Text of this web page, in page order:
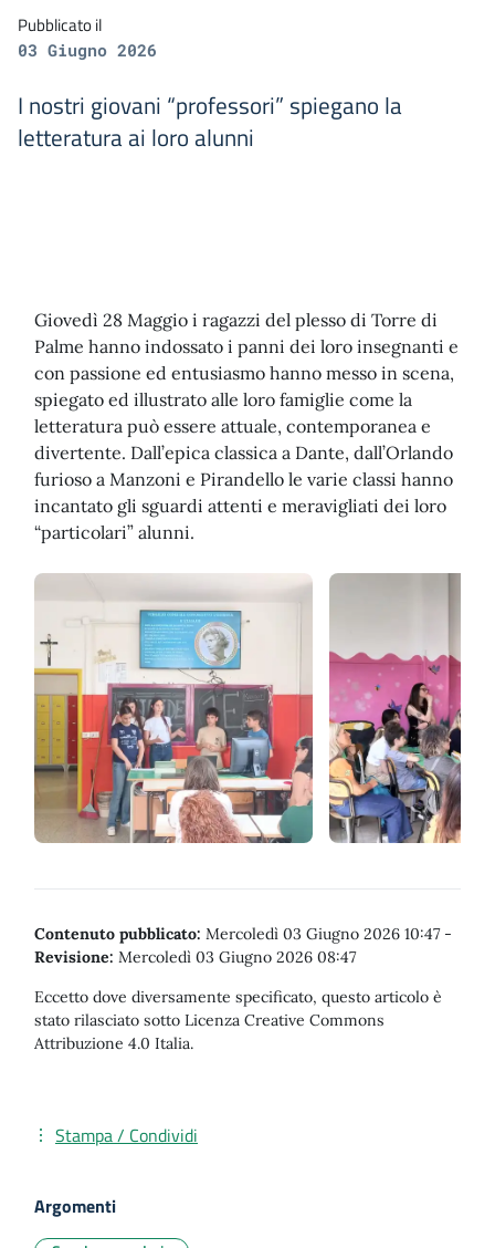
Pubblicato il
03 Giugno 2026
I nostri giovani “professori” spiegano la
letteratura ai loro alunni
Giovedì 28 Maggio i ragazzi del plesso di Torre di
Palme hanno indossato i panni dei loro insegnanti e
con passione ed entusiasmo hanno messo in scena,
spiegato ed illustrato alle loro famiglie come la
letteratura può essere attuale, contemporanea e
divertente. Dall’epica classica a Dante, dall’Orlando
furioso a Manzoni e Pirandello le varie classi hanno
incantato gli sguardi attenti e meravigliati dei loro
“particolari” alunni.
Contenuto pubblicato: Mercoledì 03 Giugno 2026 10:47 -
Revisione: Mercoledì 03 Giugno 2026 08:47
Eccetto dove diversamente specificato, questo articolo è
stato rilasciato sotto Licenza Creative Commons
Attribuzione 4.0 Italia.
Stampa / Condividi
Argomenti